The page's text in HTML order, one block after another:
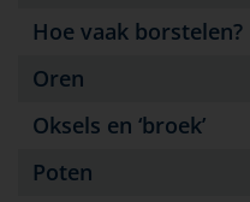
Hoe vaak borstelen?
Oren
Oksels en ‘broek’
Poten